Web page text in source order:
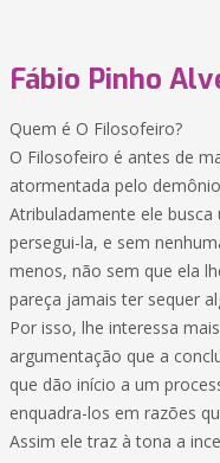
Fábio Pinho
Quem é O Filosofeiro?
O Filosofeiro é antes de
atormentada pelo
Atribuladamente ele
persegui-la, e sem
menos, não sem que ela
pareça jamais ter sequer
Por isso, lhe interessa
argumentação que a
que dão início a um
enquadra-los em razões
Assim ele traz à tona a